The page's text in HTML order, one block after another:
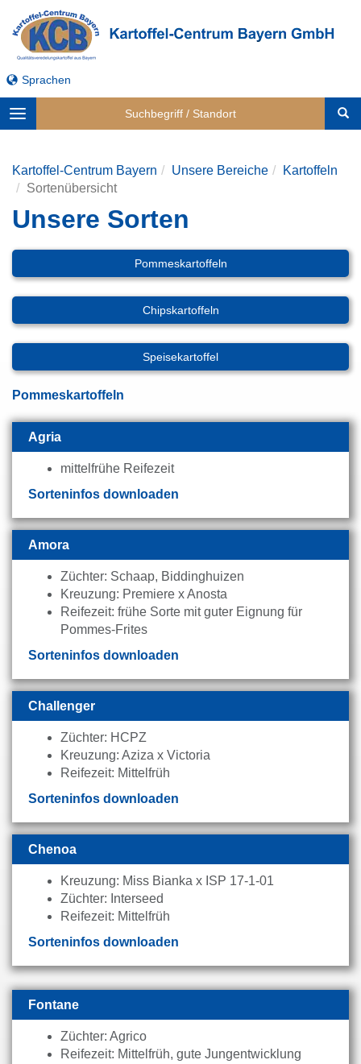
Sprachen
Toggle
navigation
Kartoffel-Centrum Bayern Unsere Bereiche
Kartoffeln
Sortenübersicht
Unsere Sorten
Pommeskartoffeln
Chipskartoffeln
Speisekartoffel
Pommeskartoffeln
Agria
mittelfrühe Reifezeit
Sorteninfos downloaden
Amora
Züchter: Schaap, Biddinghuizen
Kreuzung: Premiere x Anosta
Reifezeit: frühe Sorte mit guter Eignung für
Pommes-Frites
Sorteninfos downloaden
Challenger
Züchter: HCPZ
Kreuzung: Aziza x Victoria
Reifezeit: Mittelfrüh
Sorteninfos downloaden
Chenoa
Kreuzung: Miss Bianka x ISP 17-1-01
Züchter: Interseed
Reifezeit: Mittelfrüh
Sorteninfos downloaden
Fontane
Züchter: Agrico
Reifezeit: Mittelfrüh, gute Jungentwicklung